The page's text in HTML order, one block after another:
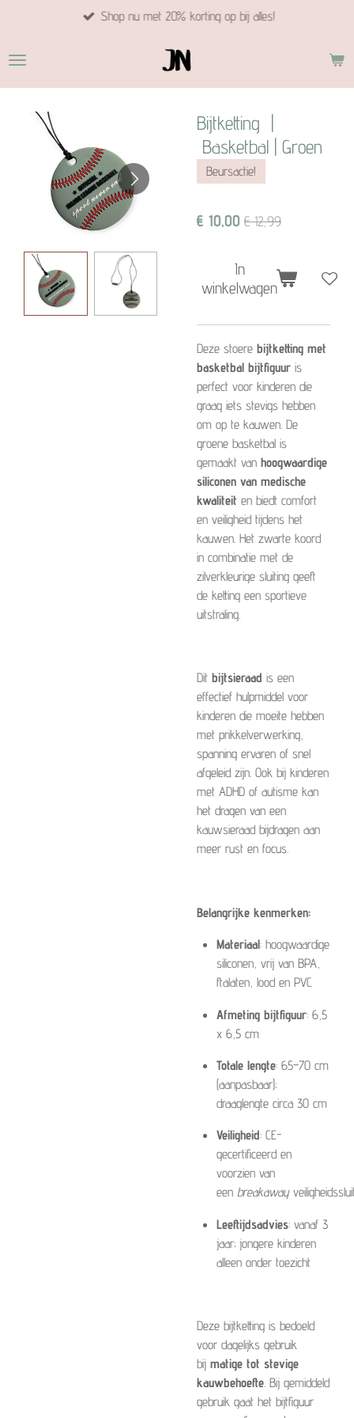
naar
hoofdinhoud
Shop nu met 20% korting op bij alles!
Bijtketting |
Basketbal | Groen
Beursactie!
€ 10,00 € 12,99
In
winkelwagen
Deze stoere bijtketting met
basketbal bijtfiguur is
perfect voor kinderen die
graag iets stevigs hebben
om op te kauwen. De
groene basketbal is
gemaakt van hoogwaardige
siliconen van medische
kwaliteit en biedt comfort
en veiligheid tijdens het
kauwen. Het zwarte koord
in combinatie met de
zilverkleurige sluiting geeft
de ketting een sportieve
uitstraling.
Dit bijtsieraad is een
effectief hulpmiddel voor
kinderen die moeite hebben
met prikkelverwerking,
spanning ervaren of snel
afgeleid zijn. Ook bij kinderen
met ADHD of autisme kan
het dragen van een
kauwsieraad bijdragen aan
meer rust en focus.
Belangrijke kenmerken:
Materiaal: hoogwaardige
siliconen, vrij van BPA,
ftalaten, lood en PVC
Afmeting bijtfiguur:6,5
x 6,5 cm
Totale lengte: 65–70 cm
(aanpasbaar);
draaglengte circa 30 cm
Veiligheid: CE-
gecertificeerd en
voorzien van
een breakaway
Leeftijdsadvies: vanaf 3
jaar; jongere kinderen
alleen onder toezicht
Deze bijtketting is bedoeld
voor dagelijks gebruik
bij matige tot stevige
kauwbehoefte. Bij gemiddeld
gebruik gaat het bijtfiguur